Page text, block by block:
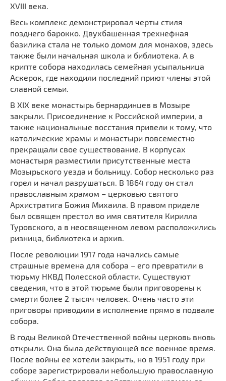
XVIII века.
Весь комплекс демонстрировал черты стиля
позднего барокко. Двухбашенная трехнефная
базилика стала не только домом для монахов, здесь
также были начальная школа и библиотека. А в
крипте собора находилась семейная усыпальница
Аскерок, где находили последний приют члены этой
славной семьи.
В XIX веке монастырь бернардинцев в Мозыре
закрыли. Присоединение к Российской империи, а
также национальные восстания привели к тому, что
католические храмы и монастыри повсеместно
прекращали свое существование. В корпусах
монастыря разместили присутственные места
Мозырьского уезда и больницу. Собор несколько раз
горел и начал разрушаться. В 1864 году он стал
православным храмом – церковью святого
Архистратига Божия Михаила. В правом приделе
был освящен престол во имя святителя Кирилла
Туровского, а в неосвященном левом расположились
ризница, библиотека и архив.
После революции 1917 года начались самые
страшные времена для собора – его превратили в
тюрьму НКВД Полесской области. Существуют
сведения, что в этой тюрьме были приговорены к
смерти более 2 тысяч человек. Очень часто эти
приговоры приводили в исполнение прямо в подвале
собора.
В годы Великой Отечественной войны церковь вновь
открыли. Она была действующей все военное время.
После войны ее хотели закрыть, но в 1951 году при
соборе зарегистрировали небольшую православную